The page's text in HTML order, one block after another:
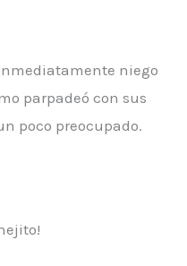
niego
parpadeó con sus
poco preocupado.